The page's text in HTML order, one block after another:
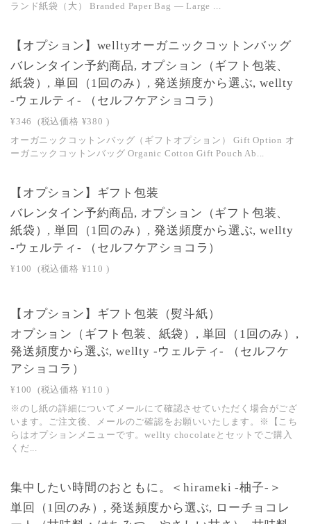
ランド紙袋（大） Branded Paper Bag — Large ...
【オプション】welltyオーガニックコットンバッグ
バレンタイン予約商品, オプション（ギフト包装、
紙袋）, 単回（1回のみ）, 発送頻度から選ぶ, wellty
-ウェルティ- （セルフケアショコラ）
¥346 (税込価格 ¥380 )
オーガニックコットンバッグ（ギフトオプション） Gift Option オ
ーガニックコットンバッグ Organic Cotton Gift Pouch Ab...
【オプション】ギフト包装
バレンタイン予約商品, オプション（ギフト包装、
紙袋）, 単回（1回のみ）, 発送頻度から選ぶ, wellty
-ウェルティ- （セルフケアショコラ）
¥100 (税込価格 ¥110 )
【オプション】ギフト包装（熨斗紙）
オプション（ギフト包装、紙袋）, 単回（1回のみ）,
発送頻度から選ぶ, wellty -ウェルティ- （セルフケ
アショコラ）
¥100 (税込価格 ¥110 )
※のし紙の詳細についてメールにて確認させていただく場合がござ
います。ご注文後、メールのご確認をお願いいたします。※【こち
らはオプションメニューです。wellty chocolateとセットでご購入
くだ...
SOLD OUT
集中したい時間のおともに。＜hirameki -柚子-＞
単回（1回のみ）, 発送頻度から選ぶ, ローチョコレ